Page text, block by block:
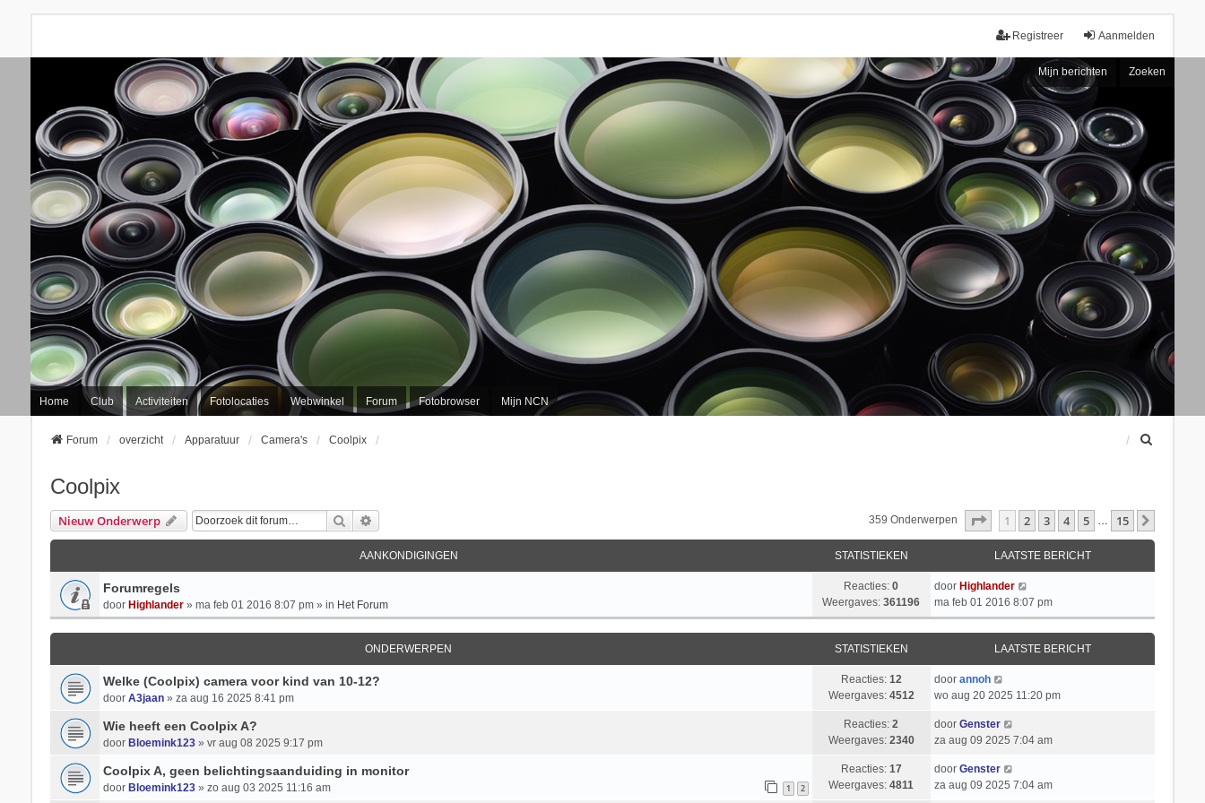
Aanmelden
Registreer
Mijn berichten Zoeken
Home Club Activiteiten Fotolocaties Webwinkel Forum Fotobrowser Mijn NCN
Forum overzicht Apparatuur Camera's Coolpix
Coolpix
Nieuw Onderwerp Zoek 359 Onderwerpen Pagina1 Van 15
1 2 3 4 5 … 15
AANKONDIGINGEN STATISTIEKEN LAATSTE BERICHT
Forumregels
door Highlander» ma feb 01 2016 8:07 pm » in Het Forum
Reacties:0
Weergaves:361196
door Highlander
ma feb 01 2016 8:07 pm
ONDERWERPEN STATISTIEKEN LAATSTE BERICHT
Welke (Coolpix) camera voor kind van 10-12?
door A3jaan» za aug 16 2025 8:41 pm
Reacties: 12
Weergaves: 4512
door annoh
wo aug 20 2025 11:20 pm
Wie heeft een Coolpix A?
door Bloemink123» vr aug 08 2025 9:17 pm
Reacties:2
Weergaves: 2340
door Genster
za aug 09 2025 7:04 am
Coolpix A, geen belichtingsaanduiding in monitor
door Bloemink123» zo aug 03 2025 11:16 am 1 2
Reacties: 17
Weergaves:4811
door Genster
za aug 09 2025 7:04 am